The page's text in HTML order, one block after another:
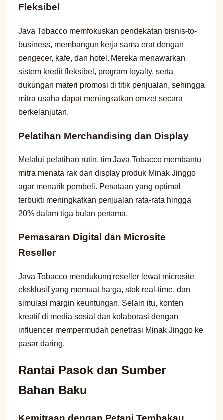
Fleksibel
Java Tobacco memfokuskan pendekatan bisnis-to-
business, membangun kerja sama erat dengan
pengecer, kafe, dan hotel. Mereka menawarkan
sistem kredit fleksibel, program loyalty, serta
dukungan materi promosi di titik penjualan, sehingga
mitra usaha dapat meningkatkan omzet secara
berkelanjutan.
Pelatihan Merchandising dan Display
Melalui pelatihan rutin, tim Java Tobacco membantu
mitra menata rak dan display produk Minak Jinggo
agar menarik pembeli. Penataan yang optimal
terbukti meningkatkan penjualan rata-rata hingga
20% dalam tiga bulan pertama.
Pemasaran Digital dan Microsite
Reseller
Java Tobacco mendukung reseller lewat microsite
eksklusif yang memuat harga, stok real-time, dan
simulasi margin keuntungan. Selain itu, konten
kreatif di media sosial dan kolaborasi dengan
influencer mempermudah penetrasi Minak Jinggo ke
pasar daring.
Rantai Pasok dan Sumber
Bahan Baku
Kemitraan dengan Petani Tembakau